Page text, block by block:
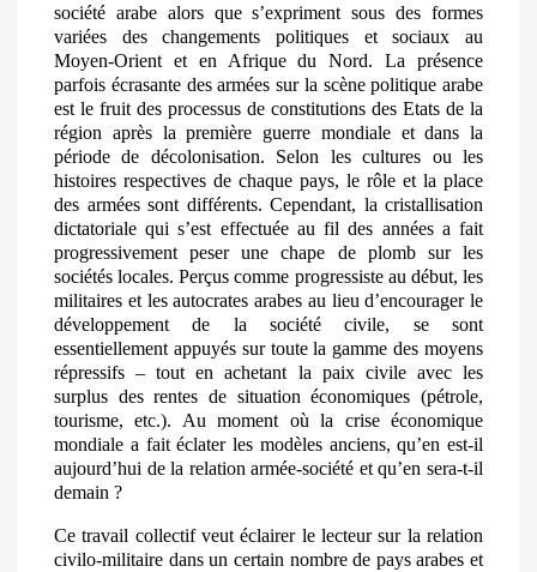
société arabe alors que s’expriment sous des formes
variées des changements politiques et sociaux au
Moyen-Orient et en Afrique du Nord. La présence
parfois écrasante des armées sur la scène politique arabe
est le fruit des processus de constitutions des Etats de la
région après la première guerre mondiale et dans la
période de décolonisation. Selon les cultures ou les
histoires respectives de chaque pays, le rôle et la place
des armées sont différents. Cependant, la cristallisation
dictatoriale qui s’est effectuée au fil des années a fait
progressivement peser une chape de plomb sur les
sociétés locales. Perçus comme progressiste au début, les
militaires et les autocrates arabes au lieu d’encourager le
développement de la société civile, se sont
essentiellement appuyés sur toute la gamme des moyens
répressifs – tout en achetant la paix civile avec les
surplus des rentes de situation économiques (pétrole,
tourisme, etc.). Au moment où la crise économique
mondiale a fait éclater les modèles anciens, qu’en est-il
aujourd’hui de la relation armée-société et qu’en sera-t-il
demain ?
Ce travail collectif veut éclairer le lecteur sur la relation
civilo-militaire dans un certain nombre de pays arabes et